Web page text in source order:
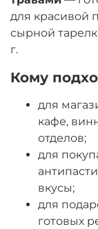
для красивой
сырной
г.
Кому
для
кафе,
отделов;
для
вкусы;
для
готовых